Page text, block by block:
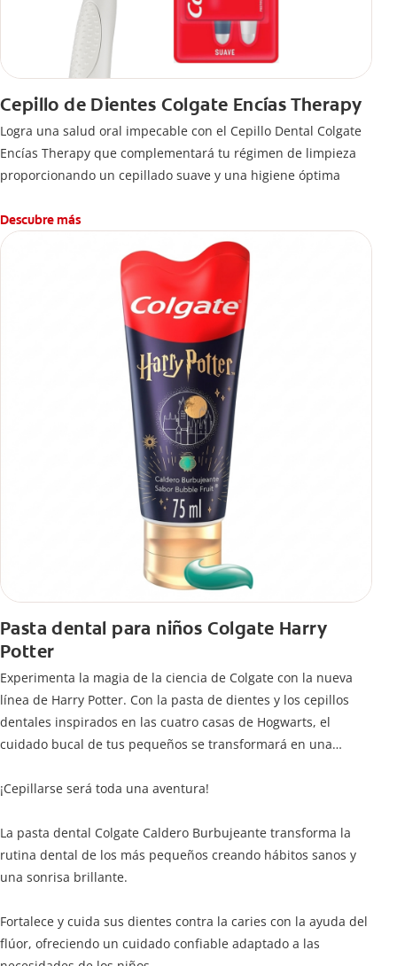
Cepillo de Dientes Colgate Encías Therapy
Logra una salud oral impecable con el Cepillo Dental Colgate
Encías Therapy que complementará tu régimen de limpieza
proporcionando un cepillado suave y una higiene óptima
Descubre más
Pasta dental para niños Colgate Harry
Potter
Experimenta la magia de la ciencia de Colgate con la nueva
línea de Harry Potter. Con la pasta de dientes y los cepillos
dentales inspirados en las cuatro casas de Hogwarts, el
cuidado bucal de tus pequeños se transformará en una
¡Cepillarse será toda una aventura!
La pasta dental Colgate Caldero Burbujeante transforma la
rutina dental de los más pequeños creando hábitos sanos y
una sonrisa brillante.
Fortalece y cuida sus dientes contra la caries con la ayuda del
flúor, ofreciendo un cuidado confiable adaptado a las